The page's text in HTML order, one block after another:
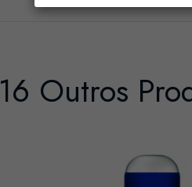
16 Outros